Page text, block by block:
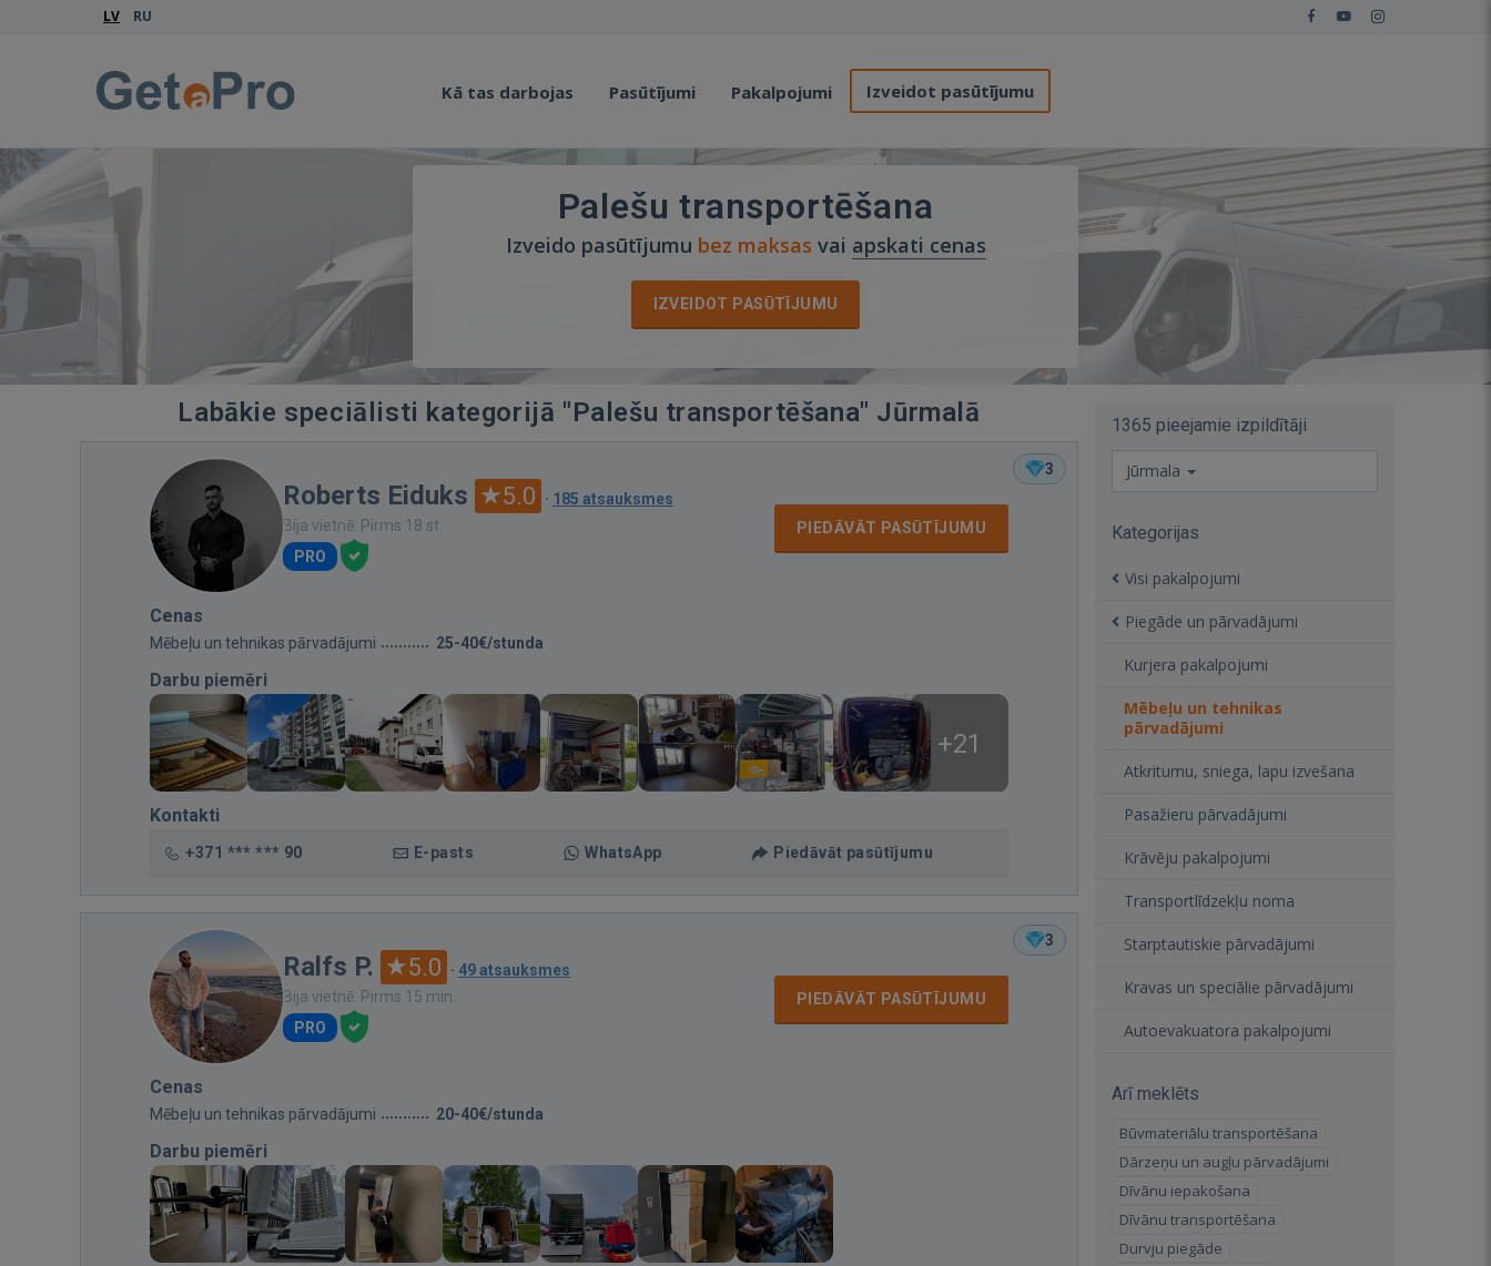
LV RU
Kā tas darbojas Pasūtījumi Pakalpojumi Izveidot pasūtījumu
Palešu transportēšana
Izveido pasūtījumu bez maksas vai apskati cenas
IZVEIDOT PASŪTĪJUMU
Labākie speciālisti kategorijā "Palešu transportēšana" Jūrmalā
3
Roberts Eiduks 5.0 · 185 atsauksmes
Bija vietnē: Pirms 18 st.
PRO
PIEDĀVĀT PASŪTĪJUMU
Cenas
Mēbeļu un tehnikas pārvadājumi 25-40€/stunda
Darbu piemēri
+21
Kontakti
+371 *** *** 90 E-pasts WhatsApp Piedāvāt pasūtījumu
3
Ralfs P. 5.0 · 49 atsauksmes
Bija vietnē: Pirms 15 min.
PRO
PIEDĀVĀT PASŪTĪJUMU
Cenas
Mēbeļu un tehnikas pārvadājumi 20-40€/stunda
Darbu piemēri
1365 pieejamie izpildītāji
Jūrmala
Kategorijas
Visi pakalpojumi
Piegāde un pārvadājumi
Kurjera pakalpojumi
Mēbeļu un tehnikas
pārvadājumi
Atkritumu, sniega, lapu izvešana
Pasažieru pārvadājumi
Krāvēju pakalpojumi
Transportlīdzekļu noma
Starptautiskie pārvadājumi
Kravas un speciālie pārvadājumi
Autoevakuatora pakalpojumi
Arī meklēts
Būvmateriālu transportēšana
Dārzeņu un augļu pārvadājumi
Dīvānu iepakošana
Dīvānu transportēšana
Durvju piegāde